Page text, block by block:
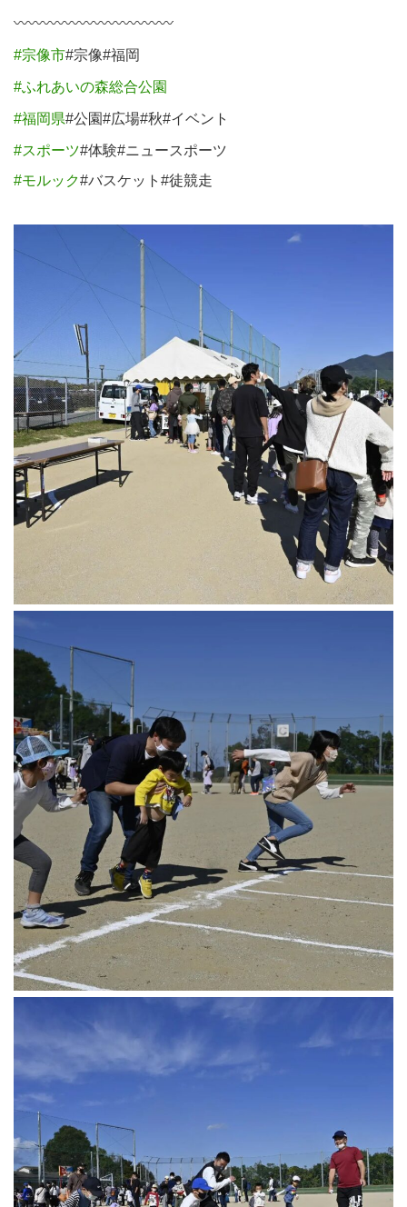
〰︎〰︎〰︎〰︎〰︎〰︎〰︎〰︎〰︎〰︎〰︎
#宗像市#宗像#福岡⁡⁡
#ふれあいの森総合公園
#福岡県#公園#広場#秋#イベント⁡
#スポーツ#体験#ニュースポーツ⁡
#モルック#バスケット#徒競走